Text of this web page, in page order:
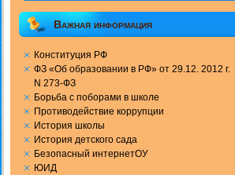
Важная информация
Конституция РФ
ФЗ «Об образовании в РФ» от 29.12. 2012 г.
N 273-ФЗ
Борьба с поборами в школе
Противодействие коррупции
История школы
История детского сада
Безопасный интернетОУ
ЮИД